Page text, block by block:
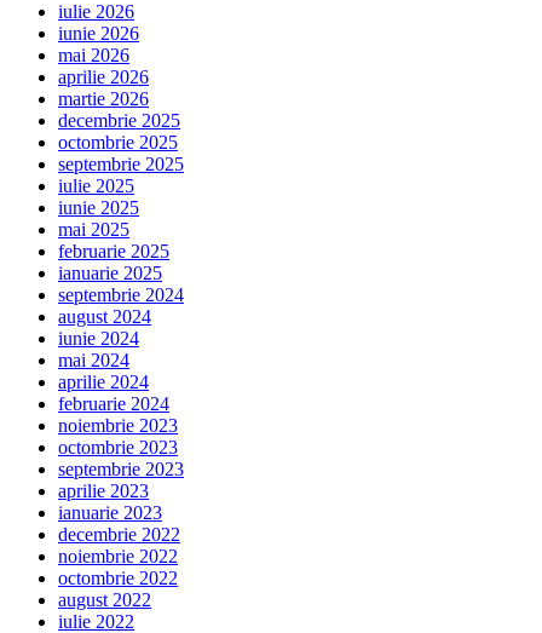
iulie 2026
iunie 2026
mai 2026
aprilie 2026
martie 2026
decembrie 2025
octombrie 2025
septembrie 2025
iulie 2025
iunie 2025
mai 2025
februarie 2025
ianuarie 2025
septembrie 2024
august 2024
iunie 2024
mai 2024
aprilie 2024
februarie 2024
noiembrie 2023
octombrie 2023
septembrie 2023
aprilie 2023
ianuarie 2023
decembrie 2022
noiembrie 2022
octombrie 2022
august 2022
iulie 2022